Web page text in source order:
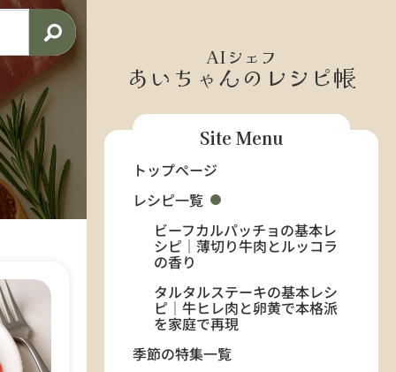
AIシェフ
あいちゃんのレシピ帳
Site Menu
トップページ
レシピ一覧
ビーフカルパッチョの基本レ
シピ｜薄切り牛肉とルッコラ
の香り
タルタルステーキの基本レシ
ピ｜牛ヒレ肉と卵黄で本格派
を家庭で再現
季節の特集一覧